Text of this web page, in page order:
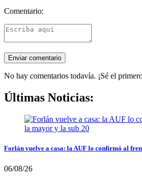
Comentario:
No hay comentarios todavía. ¡Sé el
Últimas Noticias:
Forlán vuelve a casa: la AUF lo confirmó al
06/08/26